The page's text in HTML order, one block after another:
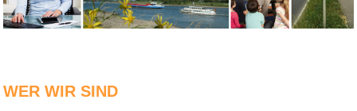
WER WIR SIND